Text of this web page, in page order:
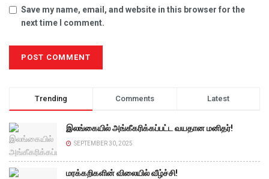
Save my name, email, and website in this browser for the
next time I comment.
Trending Comments Latest
இலங்கையில் அங்கீகரிக்கப்பட்ட வயதான மனிதர்!
SEPTEMBER 30, 2025
மரக்கறிகளின் விலையில் வீழ்ச்சி!